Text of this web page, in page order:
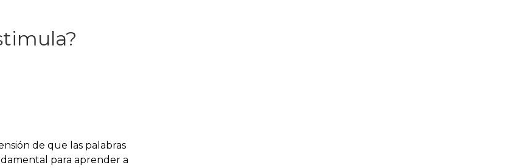
de que las palabras
para aprender a